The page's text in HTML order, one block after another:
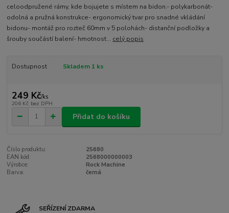
celoodpružené rámy, kde bojujete s místem na bidon.- polykarbonát-
odolná a pružná konstrukce- ergonomický tvar pro snadné vkládání
bidonu- montáž pro rozteč 60mm v 5 polohách- distanční podložky a
šrouby součástí balení- hmotnost... celý popis
Dostupnost Skladem 1 ks
249 Kč/ks
206 Kč bez DPH
Přidat do košíku
Číslo produktu:
25680
EAN kód:
2568000000003
Výrobce:
Rock Machine
Barva:
černá
SEŘÍZENÍ ZDARMA